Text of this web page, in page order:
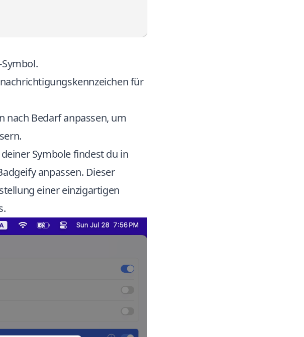
für
nach Bedarf anpassen, um
Symbole findest du in
anpassen. Dieser
einer einzigartigen